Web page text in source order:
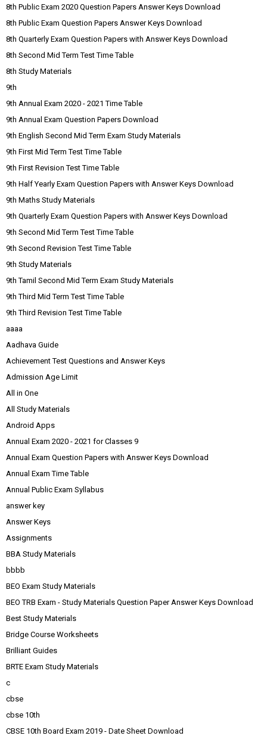
8th Public Exam 2020 Question Papers Answer Keys Download
8th Public Exam Question Papers Answer Keys Download
8th Quarterly Exam Question Papers with Answer Keys Download
8th Second Mid Term Test Time Table
8th Study Materials
9th
9th Annual Exam 2020 - 2021 Time Table
9th Annual Exam Question Papers Download
9th English Second Mid Term Exam Study Materials
9th First Mid Term Test Time Table
9th First Revision Test Time Table
9th Half Yearly Exam Question Papers with Answer Keys Download
9th Maths Study Materials
9th Quarterly Exam Question Papers with Answer Keys Download
9th Second Mid Term Test Time Table
9th Second Revision Test Time Table
9th Study Materials
9th Tamil Second Mid Term Exam Study Materials
9th Third Mid Term Test Time Table
9th Third Revision Test Time Table
aaaa
Aadhava Guide
Achievement Test Questions and Answer Keys
Admission Age Limit
All in One
All Study Materials
Android Apps
Annual Exam 2020 - 2021 for Classes 9
Annual Exam Question Papers with Answer Keys Download
Annual Exam Time Table
Annual Public Exam Syllabus
answer key
Answer Keys
Assignments
BBA Study Materials
bbbb
BEO Exam Study Materials
BEO TRB Exam - Study Materials Question Paper Answer Keys Download
Best Study Materials
Bridge Course Worksheets
Brilliant Guides
BRTE Exam Study Materials
c
cbse
cbse 10th
CBSE 10th Board Exam 2019 - Date Sheet Download